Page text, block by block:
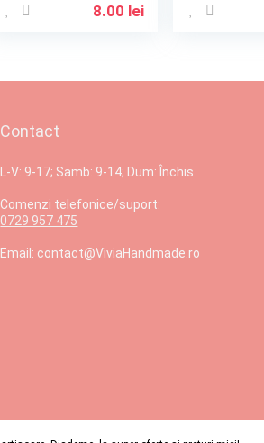
8.00 lei
Contact
L-V: 9-17; Samb: 9-14; Dum: Închis
Comenzi telefonice/suport:
0729 957 475
Email: contact@ViviaHandmade.ro